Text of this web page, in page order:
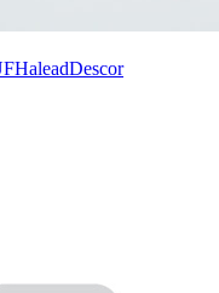
HaleadDescor